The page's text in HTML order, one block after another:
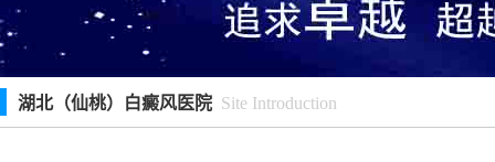
湖北（仙桃）白癜风医院 Site Introduction